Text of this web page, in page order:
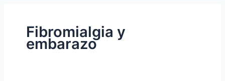
Fibromialgia y
embarazo